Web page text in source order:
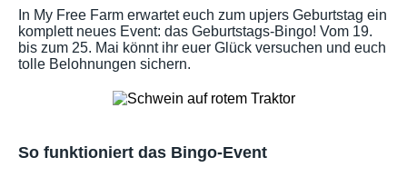
In My Free Farm erwartet euch zum upjers Geburtstag ein
komplett neues Event: das Geburtstags-Bingo! Vom 19.
bis zum 25. Mai könnt ihr euer Glück versuchen und euch
tolle Belohnungen sichern.
So funktioniert das Bingo-Event